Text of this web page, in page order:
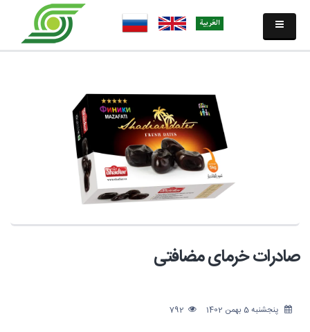
صادرات خرمای مضافتی
پنجشنبه 5 بهمن 1402